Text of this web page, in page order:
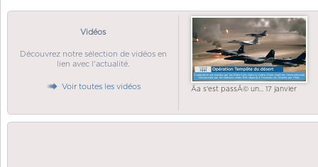
Vidéos
Découvrez notre sélection de vidéos en
lien avec l'actualité.
Voir toutes les vidéos Ãa s'est passÃ© un... 17 janvier